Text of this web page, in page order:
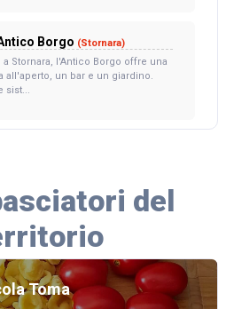
Borgo (Stornara)
a Stornara, l'Antico Borgo offre una
all'aperto, un bar e un giardino.
sist...
del
Toma